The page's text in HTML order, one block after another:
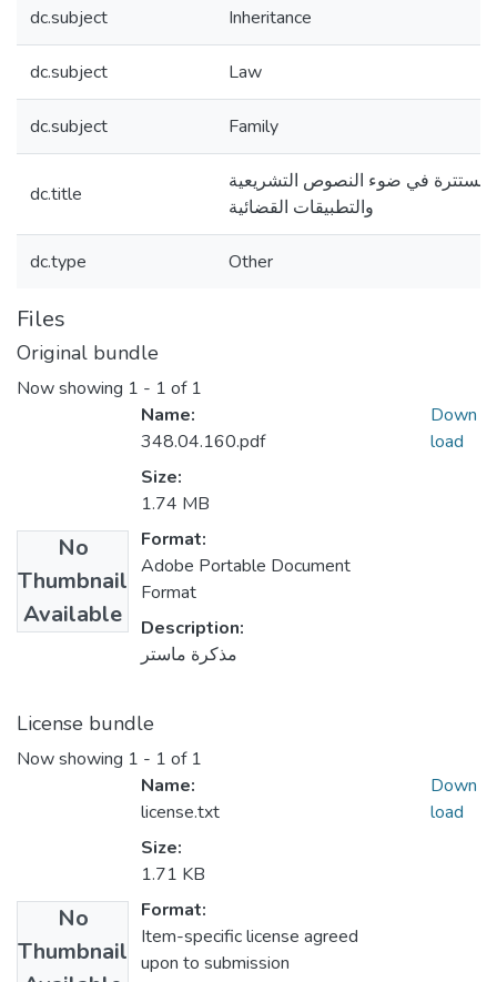
dc.subject Inheritance
dc.subject Law
dc.subject Family
dc.title
في ضوء النصوص التشريعية
والتطبيقات القضائية
dc.type Other
Files
Original bundle
Now showing 1 - 1 of 1
No
Thumbnail
Available
Name:
348.04.160.pdf
Size:
1.74 MB
Format:
Adobe Portable Document
Format
Description:
مذكرة ماستر
Down
load
License bundle
Now showing 1 - 1 of 1
No
Thumbnail
Name:
license.txt
Size:
1.71 KB
Format:
Item-specific license agreed
upon to submission
Down
load